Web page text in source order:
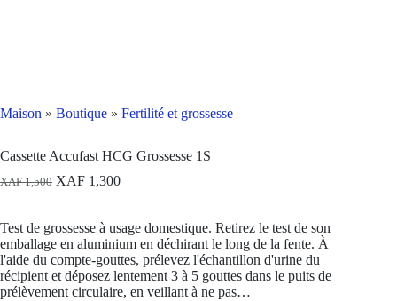
Maison » Boutique » Fertilité et grossesse
Cassette Accufast HCG Grossesse 1S
XAF1,500 Le
était
:
XAF 1,500.
XAF 1,300Le
est
:
XAF 1,300.
Test de grossesse à usage domestique. Retirez le test de son
emballage en aluminium en déchirant le long de la fente. À
l'aide du compte-gouttes, prélevez l'échantillon d'urine du
récipient et déposez lentement 3 à 5 gouttes dans le puits de
prélèvement circulaire, en veillant à ne pas…